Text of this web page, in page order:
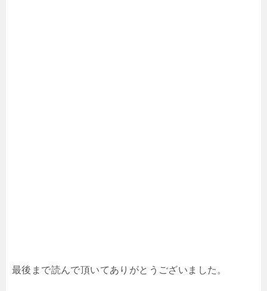
最後まで読んで頂いてありがとうございました。